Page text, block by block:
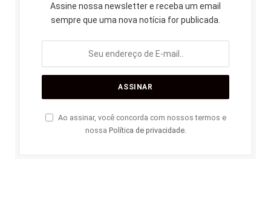
Assine nossa newsletter e receba um email
sempre que uma nova notícia for publicada.
Ao assinar, você concorda com nossos termos e
nossa Política de privacidade.